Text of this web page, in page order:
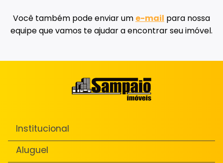
Você também pode enviar um e-mail para nossa
equipe que vamos te ajudar a encontrar seu imóvel.
Institucional
Aluguel